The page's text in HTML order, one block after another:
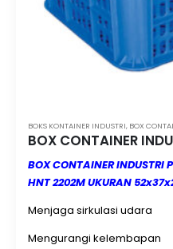
BOKS KONTAINER INDUSTRI, BOX
BOX CONTAINER INDUSTRI
HNT 2202M UKURAN
KIRIM KE SELURUH INDONESIA
PLASTIK BERLUBANG
Menjaga sirkulasi udara
Mengurangi kelembapan